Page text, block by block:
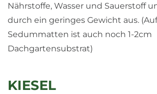
Nährstoffe, Wasser und Sauerstoff
durch ein geringes Gewicht aus.
Sedummatten ist auch noch 1-2cm
Dachgartensubstrat)
KIESEL